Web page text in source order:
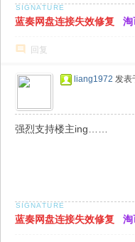
蓝奏网盘连接失效修复 淘
回复
liang1972 发表
强烈支持楼主ing……
蓝奏网盘连接失效修复 淘